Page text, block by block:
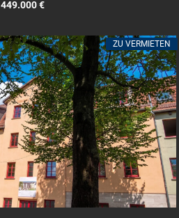
449.000 €
ZU VERMIETEN